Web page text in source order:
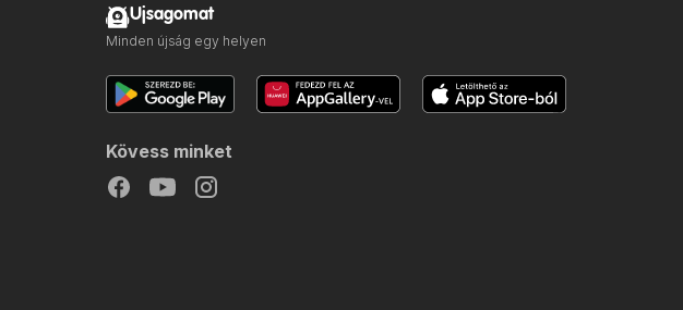
Ujsagomat
Minden újság egy helyen
Kövess minket